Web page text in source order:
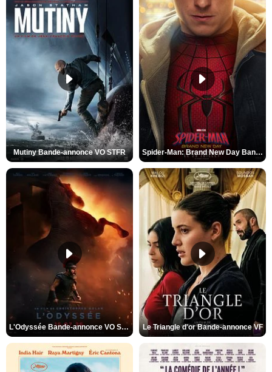
Mutiny Bande-annonce VO STFR Spider-Man: Brand New Day Bande-annonce VO STFR
L'Odyssée Bande-annonce VO STFR Le Triangle d'or Bande-annonce VF